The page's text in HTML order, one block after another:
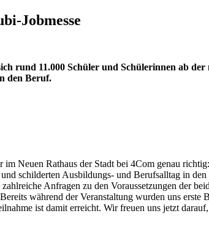
Jobmesse
rund 11.000 Schüler und Schülerinnen ab
den Beruf.
Neuen Rathaus der Stadt bei 4Com genau
schilderten Ausbildungs- und Berufsalltag in
Anfragen zu den Voraussetzungen der
während der Veranstaltung wurden uns
ist damit erreicht. Wir freuen uns jetzt